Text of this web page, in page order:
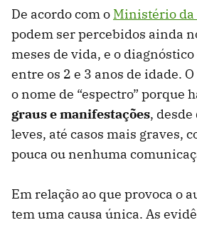
De acordo com o Ministério da
podem ser percebidos ainda
meses de vida, e o
entre os 2 e 3 anos de idade.
o nome de “espectro” porque
graus e manifestações,
leves, até casos mais graves,
pouca ou nenhuma
Em relação ao que provoca o
tem uma causa única. As